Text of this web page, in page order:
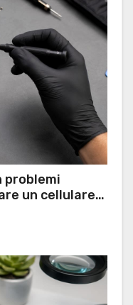
problemi
un cellulare